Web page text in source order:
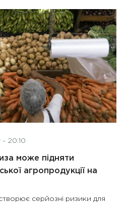
- 20:10
може підняти
агропродукції на
серйозні ризики для